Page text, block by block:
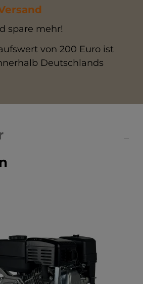
spare mehr!
von 200 Euro ist
Deutschlands